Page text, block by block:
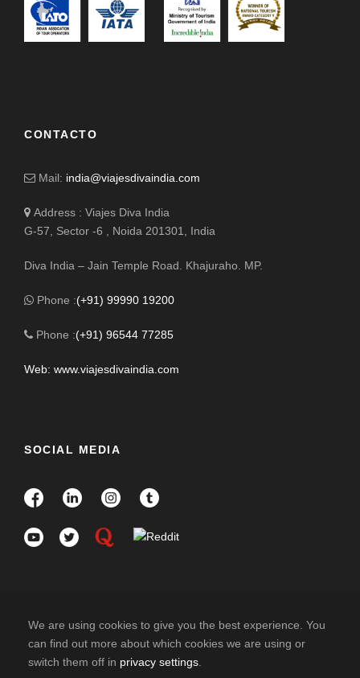
CONTACTO
Mail: india@viajesdivaindia.com
Address : Viajes Diva India
G-57, Sector -6 , Noida 201301, India
Diva India – Jain Temple Road. Khajuraho. MP.
Phone :(+91) 99990 19200
Phone :(+91) 96544 77285
Web: www.viajesdivaindia.com
SOCIAL MEDIA
We are using cookies to give you the best experience. You
can find out more about which cookies we are using or
switch them off in privacy settings